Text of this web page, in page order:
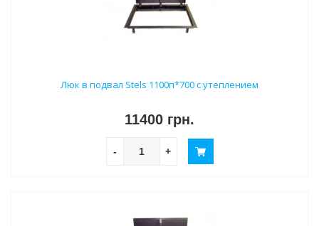
Люк в подвал Stels 1100п*700 с утеплением
11400 грн.
- +